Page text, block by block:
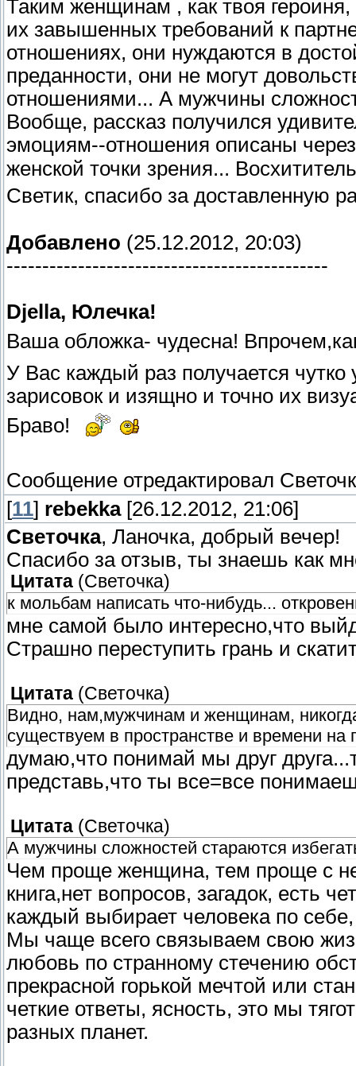
Таким женщинам , как твоя
их завышенных требований к
отношениях, они нуждаются в
преданности, они не могут
отношениями... А мужчины
Вообще, рассказ получился
эмоциям--отношения описаны
женской точки зрения...
Светик, спасибо за доставленную
Добавлено (25.12.2012, 20:03)
---------------------------------------------
Djella, Юлечка!
Ваша обложка- чудесна!
У Вас каждый раз получается
зарисовок и изящно и точно их
Браво!
Сообщение отредактировал
[11] rebekka[26.12.2012, 21:06]
Светочка, Ланочка, добрый вечер!
Спасибо за отзыв, ты знаешь как
Цитата (Светочка)
к мольбам написать что-нибудь...
мне самой было интересно,что
Страшно переступить грань и
Цитата (Светочка)
Видно, нам,мужчинам и женщинам,
существуем в пространстве и времени
думаю,что понимай мы друг
представь,что ты все=все
Цитата (Светочка)
А мужчины сложностей стараются
Чем проще женщина, тем проще с
книга,нет вопросов, загадок, есть
каждый выбирает человека по
Мы чаще всего связываем свою
любовь по странному стечению
прекрасной горькой мечтой или
четкие ответы, ясность, это мы
разных планет.